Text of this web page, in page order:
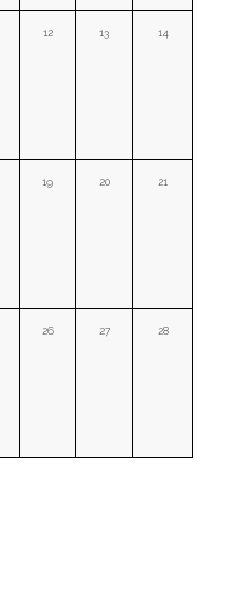
12 13 14
19 20 21
26 27 28